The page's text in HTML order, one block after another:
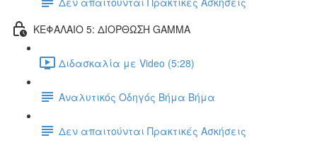
ΚΕΦΑΛΑΙΟ 5: ΔΙΟΡΘΩΣΗ GAMMA
Διδασκαλία με Video (5:28)
Αναλυτικός Οδηγός Βήμα Βήμα
Δεν απαιτούνται Πρακτικές Ασκήσεις